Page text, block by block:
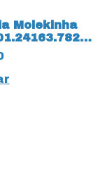
Molekinha
Glitter